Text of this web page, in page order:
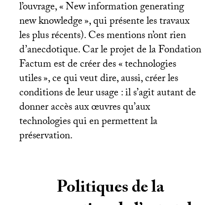
l’ouvrage, «New information generating
new knowledge», qui présente les travaux
les plus récents). Ces mentions n’ont rien
d’anecdotique. Car le projet de la Fondation
Factum est de créer des «technologies
utiles», ce qui veut dire, aussi, créer les
conditions de leur usage : il s’agit autant de
donner accès aux œuvres qu’aux
technologies qui en permettent la
préservation.
Politiques de la